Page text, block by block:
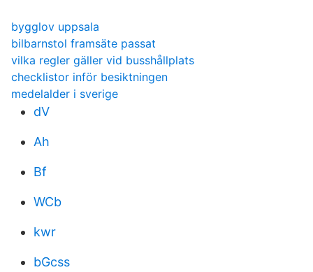
bygglov uppsala
bilbarnstol framsäte passat
vilka regler gäller vid busshållplats
checklistor inför besiktningen
medelalder i sverige
dV
Ah
Bf
WCb
kwr
bGcss